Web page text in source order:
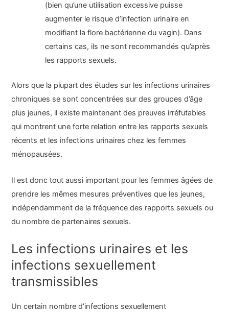
(bien qu’une utilisation excessive puisse
augmenter le risque d’infection urinaire en
modifiant la flore bactérienne du vagin). Dans
certains cas, ils ne sont recommandés qu’après
les rapports sexuels.
Alors que la plupart des études sur les infections urinaires
chroniques se sont concentrées sur des groupes d’âge
plus jeunes, il existe maintenant des preuves irréfutables
qui montrent une forte relation entre les rapports sexuels
récents et les infections urinaires chez les femmes
ménopausées.
Il est donc tout aussi important pour les femmes âgées de
prendre les mêmes mesures préventives que les jeunes,
indépendamment de la fréquence des rapports sexuels ou
du nombre de partenaires sexuels.
Les infections urinaires et les
infections sexuellement
transmissibles
Un certain nombre d’infections sexuellement